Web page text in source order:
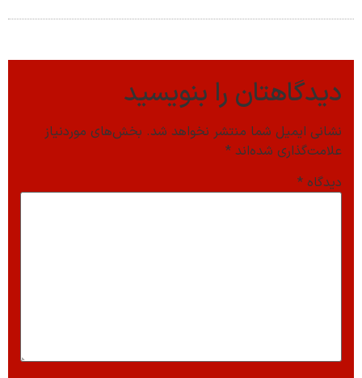
دیدگاهتان را بنویسید
نشانی ایمیل شما منتشر نخواهد شد. بخش‌های موردنیاز
علامت‌گذاری شده‌اند *
دیدگاه *